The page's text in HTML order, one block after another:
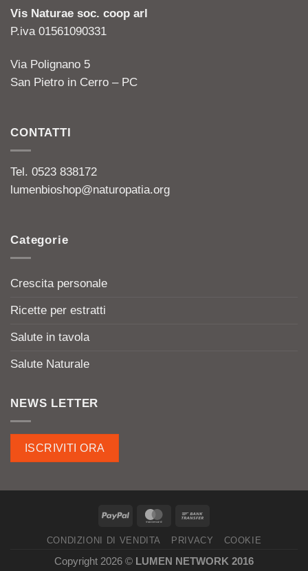
Vis Naturae soc. coop arl
P.iva 01561090331
Via Polignano 5
San Pietro in Cerro – PC
CONTATTI
Tel. 0523 838172
lumenbioshop@naturopatia.org
Categorie
Crescita personale
Ricette per estratti
Salute in tavola
Salute Naturale
NEWS LETTER
ISCRIVITI ORA
CONDIZIONI DI VENDITA PRIVACY COOKIE
Copyright 2026 © LUMEN NETWORK 2016